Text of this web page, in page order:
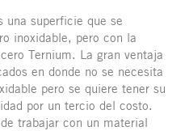
una superficie que se
inoxidable, pero con la
Ternium. La gran ventaja
en donde no se necesita
pero se quiere tener su
por un tercio del costo.
trabajar con un material